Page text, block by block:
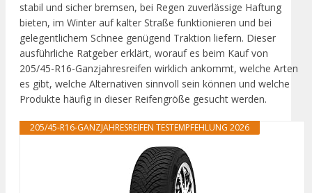
stabil und sicher bremsen, bei Regen zuverlässige Haftung
bieten, im Winter auf kalter Straße funktionieren und bei
gelegentlichem Schnee genügend Traktion liefern. Dieser
ausführliche Ratgeber erklärt, worauf es beim Kauf von
205/45-R16-Ganzjahresreifen wirklich ankommt, welche Arten
es gibt, welche Alternativen sinnvoll sein können und welche
Produkte häufig in dieser Reifengröße gesucht werden.
205/45-R16-GANZJAHRESREIFEN TESTEMPFEHLUNG 2026